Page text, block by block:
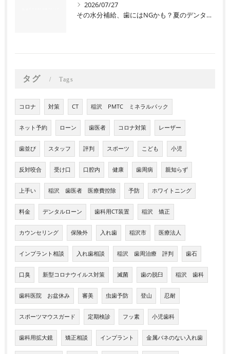
2026/07/27
その水分補給、歯にはNGかも？夏のデンタルケアQ&A
タグ Tags
コロナ 対策 CT 稲沢 PMTC ミネラルパック
ネット予約 ローン 歯医者 コロナ対策 レーザー
歯並び スタッフ 評判 スポーツ こども 小児
反対咬合 受け口 口腔内 健康 歯周病 親知らず
上手い 稲沢 歯医者 医療費控除 予防 ホワイトニング
料金 デンタルローン 歯科用CT装置 稲沢 矯正
カウンセリング 保険外 入れ歯 稲沢市 医療法人
インプラント相談 入れ歯相談 稲沢 歯周治療 評判 歯石
口臭 新型コロナウイルス対策 滅菌 歯の脱臼 稲沢 歯科
歯科医院 お盆休み 審美 虫歯予防 登山 忍耐
スポーツマウスガード 定期検診 フッ素 小児歯科
歯科用拡大鏡 矯正相談 インプラント 金属バネのない入れ歯